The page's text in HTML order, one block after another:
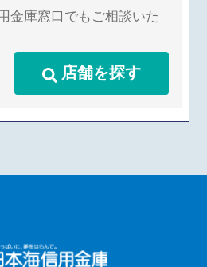
金庫窓口でもご相談いた
店舗を探す